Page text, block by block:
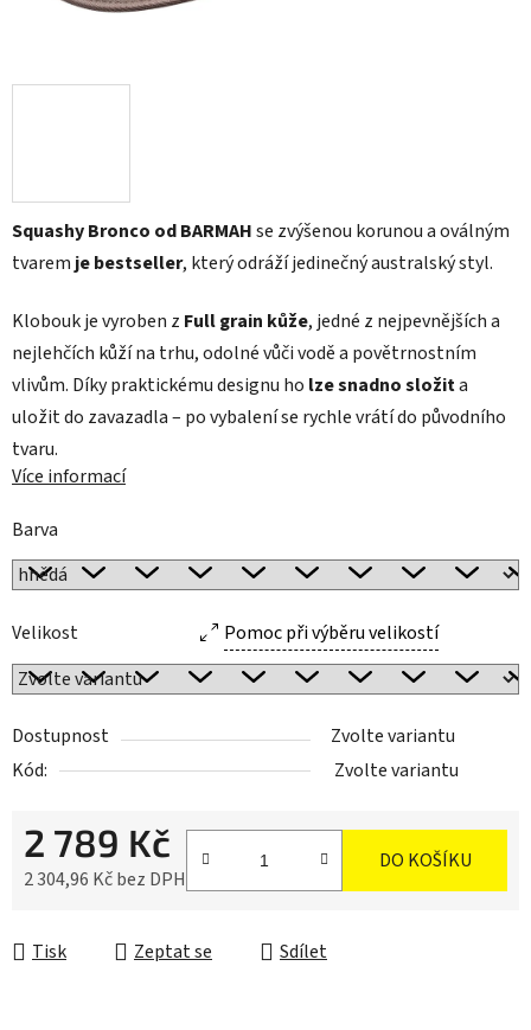
Squashy Bronco od BARMAHse zvýšenou korunou a oválným
tvarem je bestseller, který odráží jedinečný australský styl.
Klobouk je vyroben z Full grain kůže, jedné z nejpevnějších a
nejlehčích kůží na trhu, odolné vůči vodě a povětrnostním
vlivům. Díky praktickému designu ho lze snadno složita
uložit do zavazadla – po vybalení se rychle vrátí do původního
tvaru.
Více informací
Barva
Velikost Pomoc při výběru velikostí
Dostupnost
Zvolte variantu
Kód:
Zvolte variantu
2 789 Kč
2 304,96 Kč bez DPH
DO KOŠÍKU
Tisk Zeptat se Sdílet